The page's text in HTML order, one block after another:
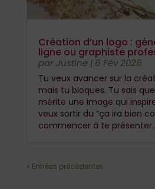
Création d’un logo :
ligne ou graphiste
parJustine| 6 Fév 2026
Tu veux avancer sur la
mais tu bloques. Tu sais
mérite une image qui
veux sortir du “ça ira bien
commencer à te
« Entrées précédentes